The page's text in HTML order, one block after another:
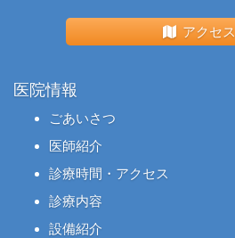
アクセス
医院情報
ごあいさつ
医師紹介
診療時間・アクセス
診療内容
設備紹介